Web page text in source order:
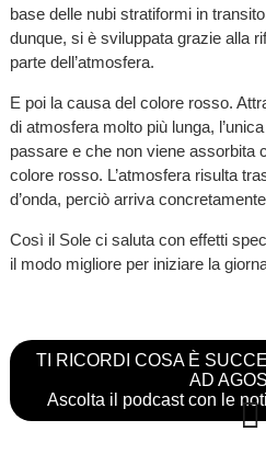
base delle nubi stratiformi in
dunque, si è sviluppata grazie alla
parte dell’atmosfera.
E poi la causa del colore rosso.
di atmosfera molto più lunga,
passare e che non viene assorbita
colore rosso. L’atmosfera risulta
d’onda, perciò arriva
Così il Sole ci saluta con effetti
il modo migliore per iniziare la
TI RICORDI COSA È
AD
Ascolta il podcast con le